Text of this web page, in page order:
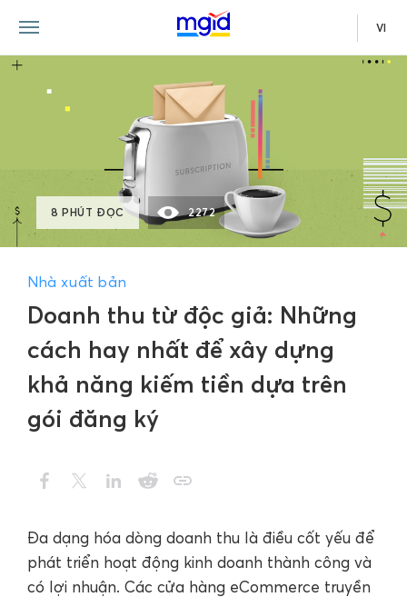
VI
Doanh thu từ độc giả: Những
cách hay nhất để xây dựng
khả năng kiếm tiền dựa trên
gói đăng ký
Nhà xuất bản
8 PHÚT ĐỌC 2272
Đa dạng hóa dòng doanh thu là điều cốt yếu để
phát triển hoạt động kinh doanh thành công và
có lợi nhuận. Các cửa hàng eCommerce truyền